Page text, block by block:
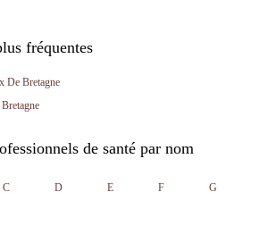
fréquentes
De Bretagne
de santé par nom
C D E F G